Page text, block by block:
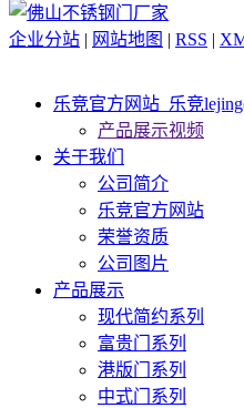
企业分站 | 网站地图 | RSS |
乐竞官方网站_乐竞
产品展示视频
关于我们
公司简介
乐竞官方网站
荣誉资质
公司图片
产品展示
现代简约系列
富贵门系列
港版门系列
中式门系列